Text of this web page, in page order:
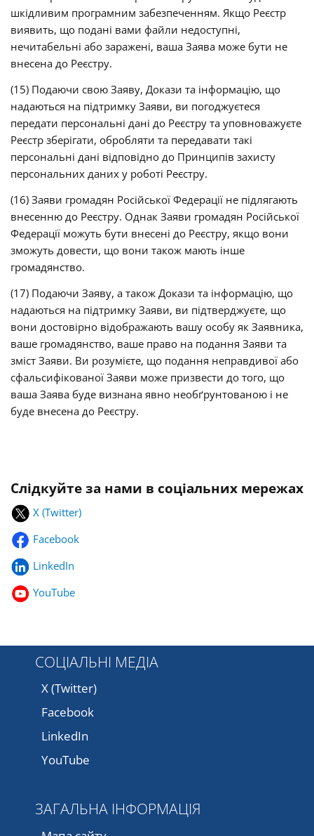
шкідливим програмним забезпеченням. Якщо Реєстр
виявить, що подані вами файли недоступні,
нечитабельні або заражені, ваша Заява може бути не
внесена до Реєстру.
(15) Подаючи свою Заяву, Докази та інформацію, що
надаються на підтримку Заяви, ви погоджуєтеся
передати персональні дані до Реєстру та уповноважуєте
Реєстр зберігати, обробляти та передавати такі
персональні дані відповідно до Принципів захисту
персональних даних у роботі Реєстру.
(16) Заяви громадян Російської Федерації не підлягають
внесенню до Реєстру. Однак Заяви громадян Російської
Федерації можуть бути внесені до Реєстру, якщо вони
зможуть довести, що вони також мають інше
громадянство.
(17) Подаючи Заяву, а також Докази та інформацію, що
надаються на підтримку Заяви, ви підтверджуєте, що
вони достовірно відображають вашу особу як Заявника,
ваше громадянство, ваше право на подання Заяви та
зміст Заяви. Ви розумієте, що подання неправдивої або
сфальсифікованої Заяви може призвести до того, що
ваша Заява буде визнана явно необґрунтованою і не
буде внесена до Реєстру.
Слідкуйте за нами в соціальних мережах
X (Twitter)
Facebook
LinkedIn
YouTube
СОЦІАЛЬНІ МЕДІА
X (Twitter)
Facebook
LinkedIn
YouTube
ЗАГАЛЬНА ІНФОРМАЦІЯ